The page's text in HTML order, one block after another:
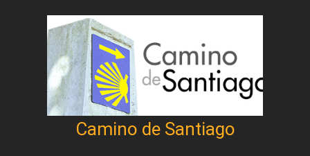
Camino de Santiago